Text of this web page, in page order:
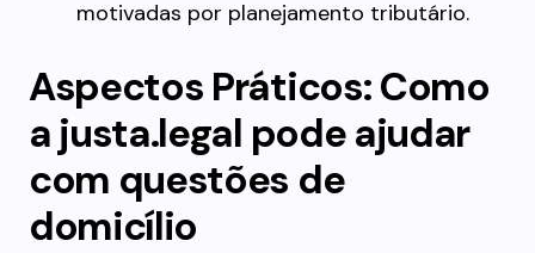
motivadas por planejamento tributário.
Aspectos Práticos: Como
a justa.legal pode ajudar
com questões de
domicílio